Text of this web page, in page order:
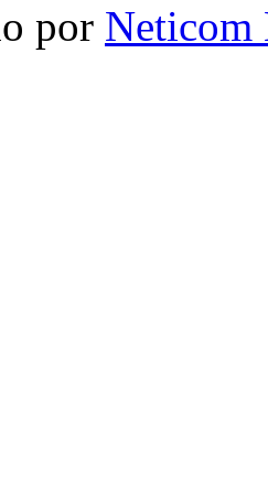
por Neticom